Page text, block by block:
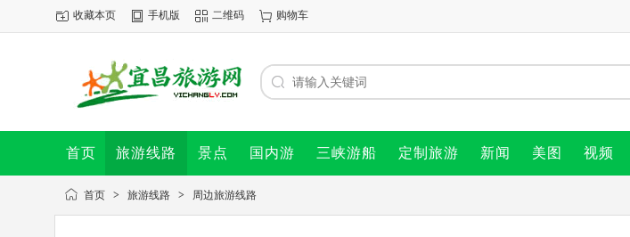
收藏本页 手机版 二维码 购物车
首页 旅游线路 景点 国内游 三峡游船 定制旅游 新闻 美图 视频
首页 > 旅游线路 > 周边旅游线路